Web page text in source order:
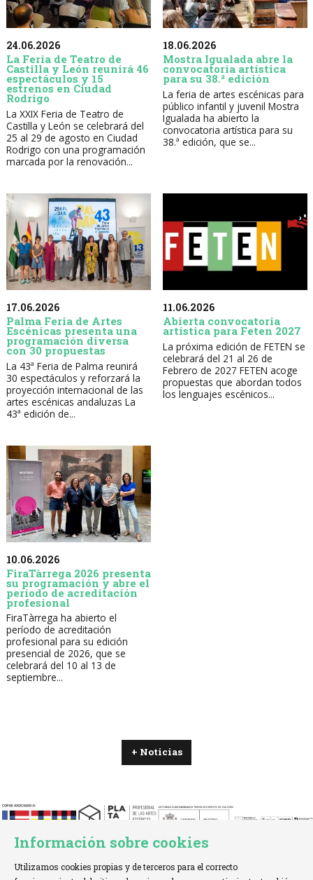
24.06.2026
La Feria de Teatro de
Castilla y León reunirá 46
espectáculos y 15
estrenos en Ciudad
Rodrigo
La XXIX Feria de Teatro de
Castilla y León se celebrará del
25 al 29 de agosto en Ciudad
Rodrigo con una programación
marcada por la renovación...
18.06.2026
Mostra Igualada abre la
convocatoria artística
para su 38.ª edición
La feria de artes escénicas para
público infantil y juvenil Mostra
Igualada ha abierto la
convocatoria artística para su
38.ª edición, que se...
17.06.2026
Palma Feria de Artes
Escénicas presenta una
programación diversa
con 30 propuestas
La 43ª Feria de Palma reunirá
30 espectáculos y reforzará la
proyección internacional de las
artes escénicas andaluzas La
43ª edición de...
11.06.2026
Abierta convocatoria
artística para Feten 2027
La próxima edición de FETEN se
celebrará del 21 al 26 de
Febrero de 2027 FETEN acoge
propuestas que abordan todos
los lenguajes escénicos...
10.06.2026
FiraTàrrega 2026 presenta
su programación y abre el
período de acreditación
profesional
FiraTàrrega ha abierto el
período de acreditación
profesional para su edición
presencial de 2026, que se
celebrará del 10 al 13 de
septiembre...
+ Noticias
Información sobre cookies
Utilizamos cookies propias y de terceros para el correcto